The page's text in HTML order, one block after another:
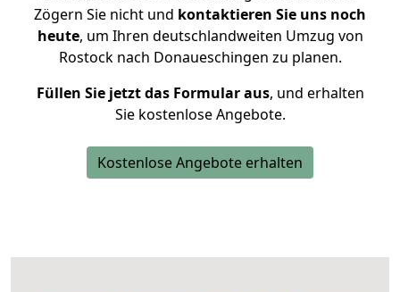
Zögern Sie nicht und kontaktieren Sie uns noch
heute, um Ihren deutschlandweiten Umzug von
Rostock nach Donaueschingen zu planen.
Füllen Sie jetzt das Formular aus, und erhalten
Sie kostenlose Angebote.
Kostenlose Angebote erhalten